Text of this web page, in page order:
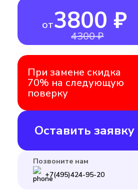
от3800 ₽
4300 ₽
При замене скидка
70% на следующую
поверку
Оставить заявку
Позвоните нам
+7(495)424-95-20